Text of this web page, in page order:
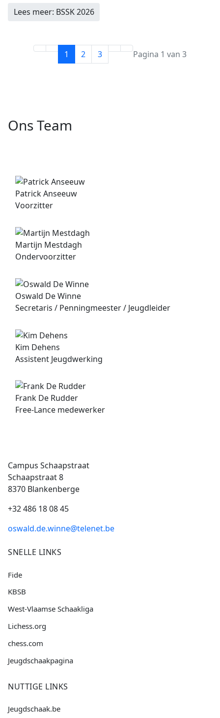
Lees meer: BSSK 2026
1 2 3 Pagina 1 van 3
Ons Team
Patrick Anseeuw
Voorzitter
Martijn Mestdagh
Ondervoorzitter
Oswald De Winne
Secretaris / Penningmeester / Jeugdleider
Kim Dehens
Assistent Jeugdwerking
Frank De Rudder
Free-Lance medewerker
Campus Schaapstraat
Schaapstraat 8
8370 Blankenberge
+32 486 18 08 45
oswald.de.winne@telenet.be
SNELLE LINKS
Fide
KBSB
West-Vlaamse Schaakliga
Lichess.org
chess.com
Jeugdschaakpagina
NUTTIGE LINKS
Jeugdschaak.be